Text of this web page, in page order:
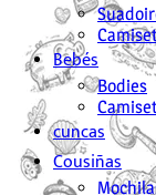
Bebés
Bodies
cuncas
Cousiñas